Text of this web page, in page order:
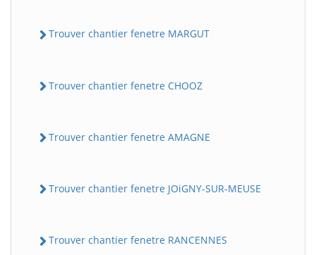
Trouver chantier fenetre MARGUT
Trouver chantier fenetre CHOOZ
Trouver chantier fenetre AMAGNE
Trouver chantier fenetre JOiGNY-SUR-MEUSE
Trouver chantier fenetre RANCENNES